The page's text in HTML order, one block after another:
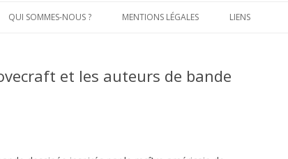
au
QUI SOMMES-NOUS ? MENTIONS LÉGALES LIENS
et les auteurs de bande